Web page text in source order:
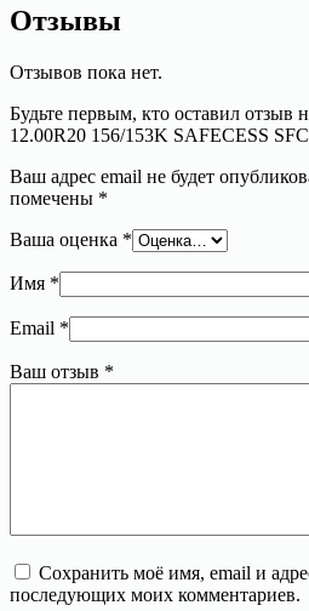
Отзывы
Отзывов пока нет.
Будьте первым, кто оставил отзыв
12.00R20 156/153K SAFECESS
Ваш адрес email не будет
помечены *
Ваша оценка *
Имя *
Email *
Ваш отзыв *
Сохранить моё имя, email и
последующих моих комментариев.